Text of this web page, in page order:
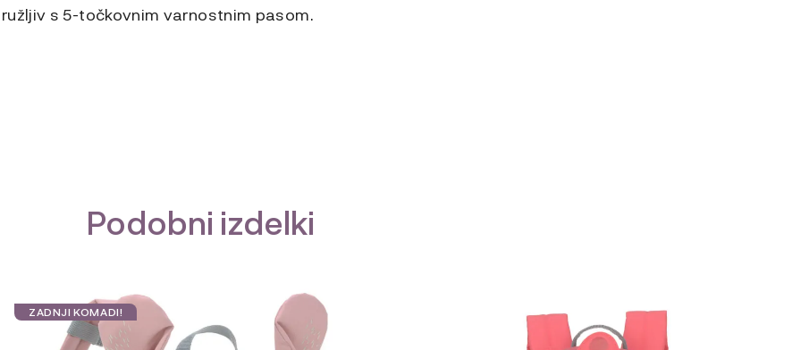
s 5-točkovnim varnostnim pasom.
Podobni izdelki
ZADNJI KOMADI!